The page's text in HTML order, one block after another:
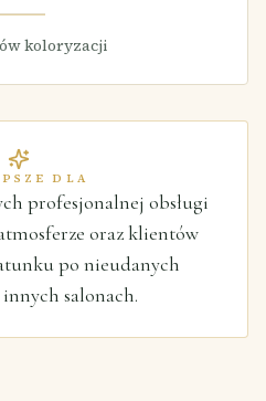
koloryzacji
DLA
profesjonalnej obsługi
oraz klientów
po nieudanych
salonach.